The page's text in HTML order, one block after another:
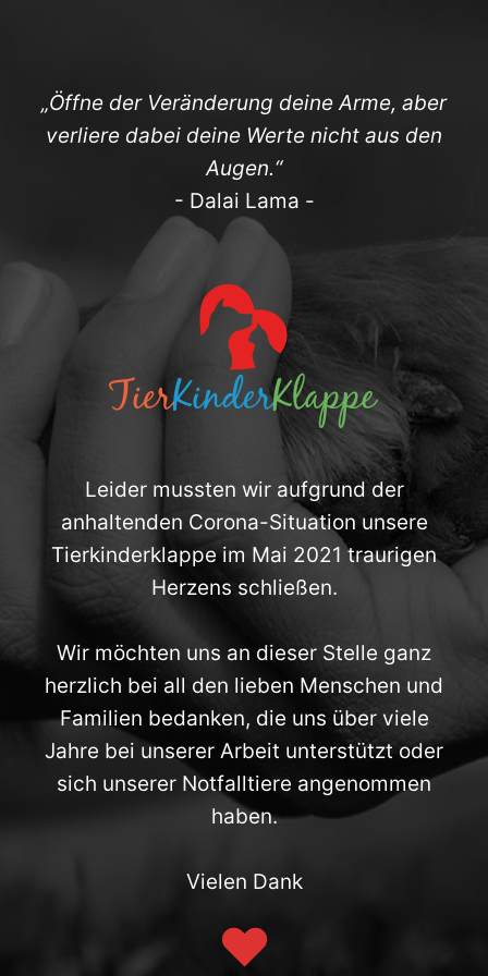
„Öffne der Veränderung deine Arme, aber
verliere dabei deine Werte nicht aus den
Augen.“
- Dalai Lama -
Leider mussten wir aufgrund der
anhaltenden Corona-Situation unsere
Tierkinderklappe im Mai 2021 traurigen
Herzens schließen.
Wir möchten uns an dieser Stelle ganz
herzlich bei all den lieben Menschen und
Familien bedanken, die uns über viele
Jahre bei unserer Arbeit unterstützt oder
sich unserer Notfalltiere angenommen
haben.
Vielen Dank
♥